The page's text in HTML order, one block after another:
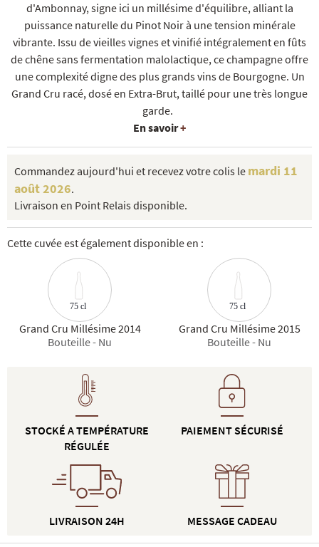
d'Ambonnay, signe ici un millésime d'équilibre, alliant la
puissance naturelle du Pinot Noir à une tension minérale
vibrante. Issu de vieilles vignes et vinifié intégralement en fûts
de chêne sans fermentation malolactique, ce champagne offre
une complexité digne des plus grands vins de Bourgogne. Un
Grand Cru racé, dosé en Extra-Brut, taillé pour une très longue
garde.
En savoir+
Commandez aujourd'hui et recevez votre colis le mardi 11
août 2026.
Livraison en Point Relais disponible.
Cette cuvée est également disponible en :
75 cl
Grand Cru Millésime 2014
Bouteille - Nu
75 cl
Grand Cru Millésime 2015
Bouteille - Nu
STOCKÉ A TEMPÉRATURE
RÉGULÉE
LIVRAISON 24H
PAIEMENT SÉCURISÉ
MESSAGE CADEAU